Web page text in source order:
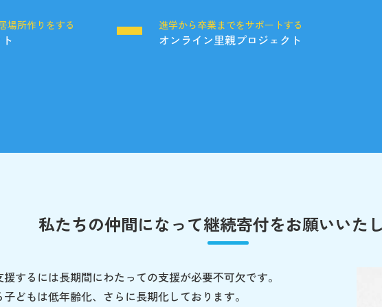
場所作りをする 進学から卒業までをサポートする
オンライン里親プロジェクト
私たちの仲間になって継続寄付をお願いいた
するには長期間にわたっての支援が必要不可欠です。
どもは低年齢化、さらに長期化しております。